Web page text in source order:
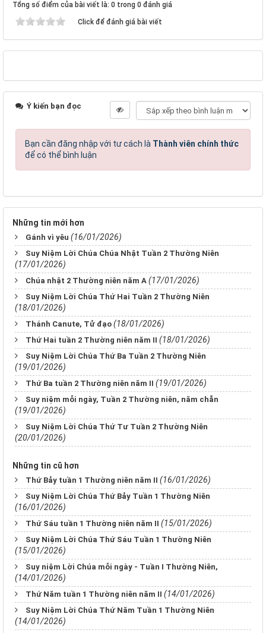
Tổng số điểm của bài viết là: 0 trong 0 đánh giá
Click để đánh giá bài viết
Ý kiến bạn đọc
Bạn cần đăng nhập với tư cách là Thành viên chính thức
để có thể bình luận
Những tin mới hơn
Gánh vì yêu (16/01/2026)
Suy Niệm Lời Chúa Chúa Nhật Tuần 2 Thường Niên
(17/01/2026)
Chúa nhật 2 Thường niên năm A (17/01/2026)
Suy Niệm Lời Chúa Thứ Hai Tuần 2 Thường Niên
(18/01/2026)
Thánh Canute, Tử đạo (18/01/2026)
Thứ Hai tuần 2 Thường niên năm II (18/01/2026)
Suy Niệm Lời Chúa Thứ Ba Tuần 2 Thường Niên
(19/01/2026)
Thứ Ba tuần 2 Thường niên năm II (19/01/2026)
Suy niệm mỗi ngày, Tuần 2 Thường niên, năm chẵn
(19/01/2026)
Suy Niệm Lời Chúa Thứ Tư Tuần 2 Thường Niên
(20/01/2026)
Những tin cũ hơn
Thứ Bảy tuần 1 Thường niên năm II (16/01/2026)
Suy Niệm Lời Chúa Thứ Bảy Tuần 1 Thường Niên
(16/01/2026)
Thứ Sáu tuần 1 Thường niên năm II (15/01/2026)
Suy Niệm Lời Chúa Thứ Sáu Tuần 1 Thường Niên
(15/01/2026)
Suy niệm Lời Chúa mỗi ngày - Tuần I Thường Niên,
(14/01/2026)
Thứ Năm tuần 1 Thường niên năm II (14/01/2026)
Suy Niệm Lời Chúa Thứ Năm Tuần 1 Thường Niên
(14/01/2026)